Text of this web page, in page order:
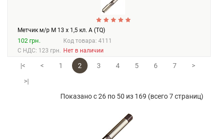
Метчик м/р М 13 х 1,5 кл. А (TQ)
102 грн.
С НДС: 123 грн.
Код товара: 4111
Нет в наличии
|< < 1 2 3 4 5 6 7
>
>|
Показано с 26 по 50 из 169 (всего 7 страниц)